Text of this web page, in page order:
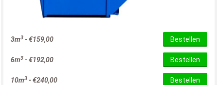
3m3 -€159,00 Bestellen
6m3 -€192,00 Bestellen
10m3 -€240,00 Bestellen